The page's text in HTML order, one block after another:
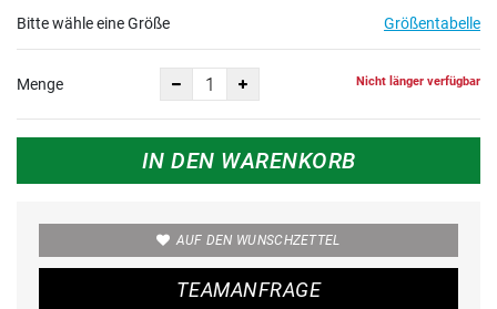
Bitte wähle eine Größe
Größentabelle
Menge Nicht länger verfügbar
IN DEN WARENKORB
AUF DEN WUNSCHZETTEL
TEAMANFRAGE